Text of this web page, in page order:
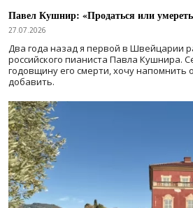
Павел Кушнир: «Продаться или
27.07.2026
Два года назад я первой в Швейцарии
российского пианиста Павла Кушнира.
годовщину его смерти, хочу напомнить
добавить.